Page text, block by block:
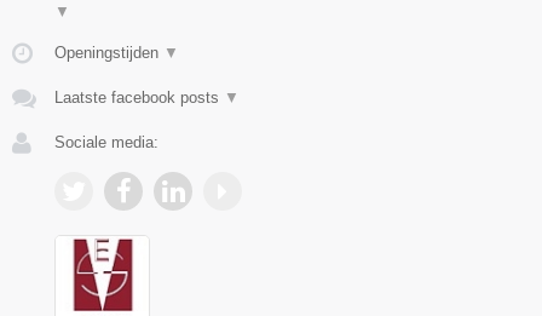
▼
Openingstijden ▼
Laatste facebook posts ▼
Sociale media: